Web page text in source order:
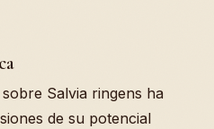
Salvia ringens ha
de su potencial